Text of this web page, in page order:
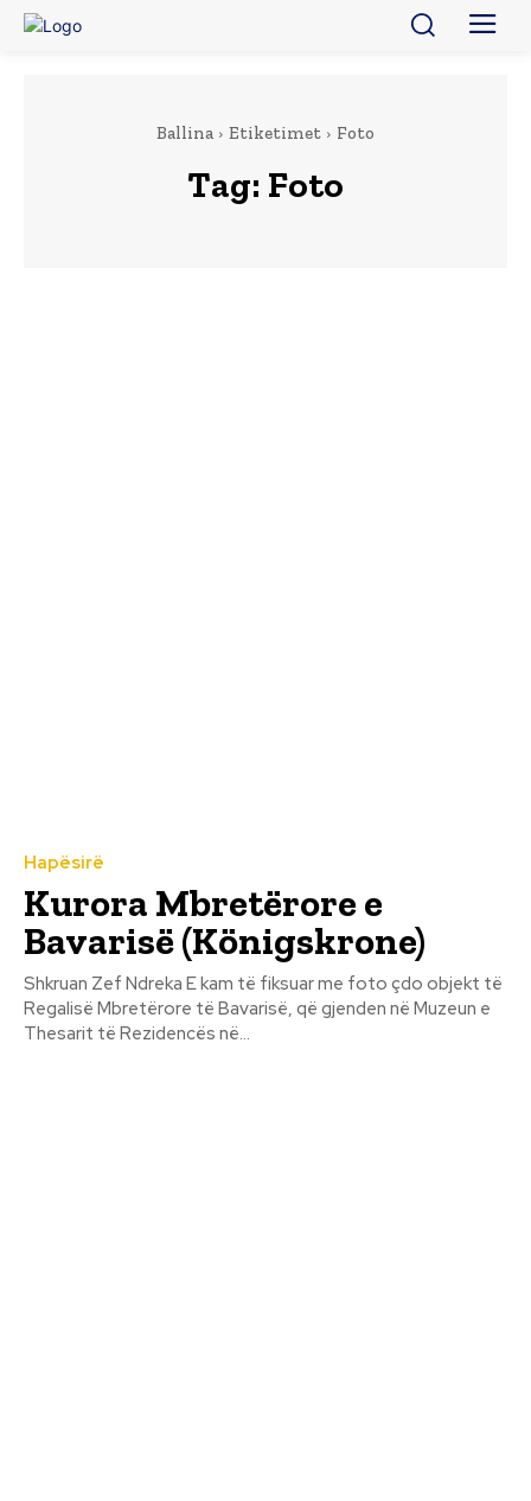
Ballina Etiketimet Foto
Tag: Foto
Hapësirë
Kurora Mbretërore e
Bavarisë (Königskrone)
Shkruan Zef Ndreka E kam të fiksuar me foto çdo objekt të
Regalisë Mbretërore të Bavarisë, që gjenden në Muzeun e
Thesarit të Rezidencës në...